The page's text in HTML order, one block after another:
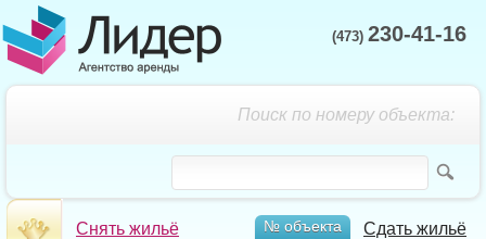
(473) 230-41-16
Поиск по номеру объекта:
Снять жильё Сдать жильё
№ объекта